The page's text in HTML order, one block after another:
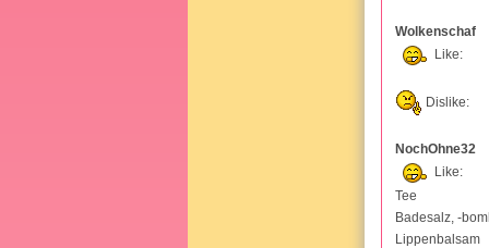
Wolkenschaf
Like:
Dislike:
NochOhne32
Like:
Tee
Badesalz, -
Lippenbalsam